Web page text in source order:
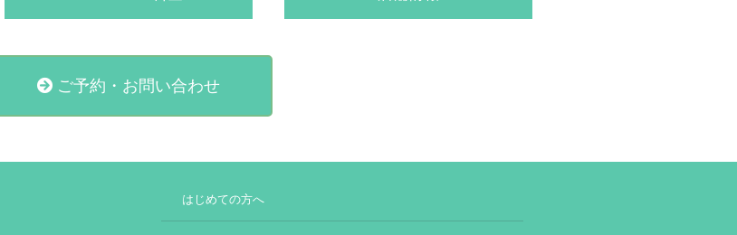
ご予約・お問い合わせ
はじめての方へ